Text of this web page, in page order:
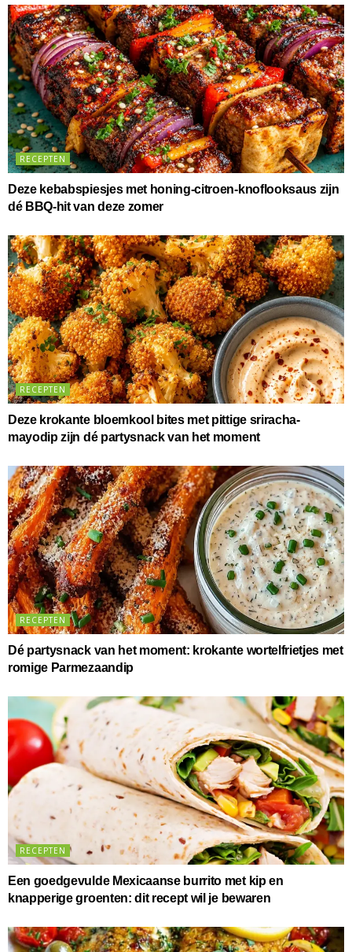
RECEPTEN
Deze kebabspiesjes met honing-citroen-knoflooksaus zijn
dé BBQ-hit van deze zomer
RECEPTEN
Deze krokante bloemkool bites met pittige sriracha-
mayodip zijn dé partysnack van het moment
RECEPTEN
Dé partysnack van het moment: krokante wortelfrietjes met
romige Parmezaandip
RECEPTEN
Een goedgevulde Mexicaanse burrito met kip en
knapperige groenten: dit recept wil je bewaren